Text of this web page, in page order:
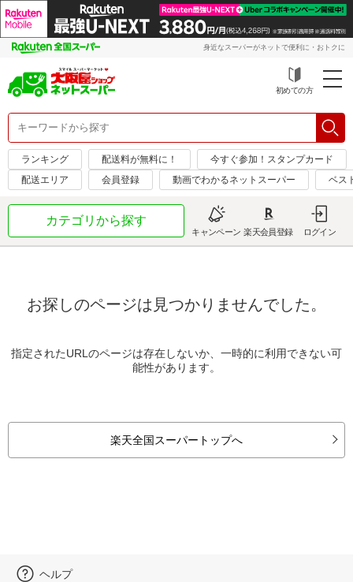
身近なスーパーがネットで便利に・おトクに
初めての方
ランキング 配送料が無料に！
今すぐ参加！スタンプカード
配送エリア
会員登録 動画でわかるネットスーパー ベス
カテゴリから探す
キャンペーン 楽天会員登録 ログイン
お探しのページは見つかりませんでした。
指定されたURLのページは存在しないか、一時的に利用できない可
能性があります。
楽天全国スーパートップへ
ヘルプ